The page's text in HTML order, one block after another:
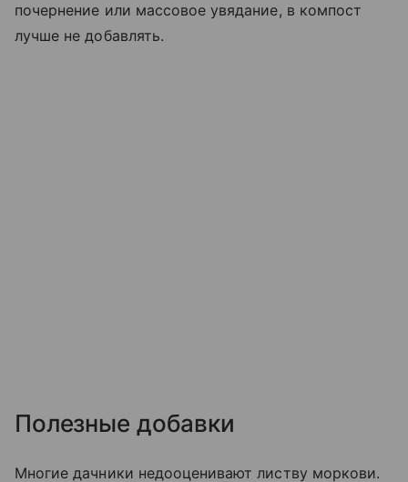
почернение или массовое увядание, в компост
лучше не добавлять.
Полезные добавки
Многие дачники недооценивают листву моркови.